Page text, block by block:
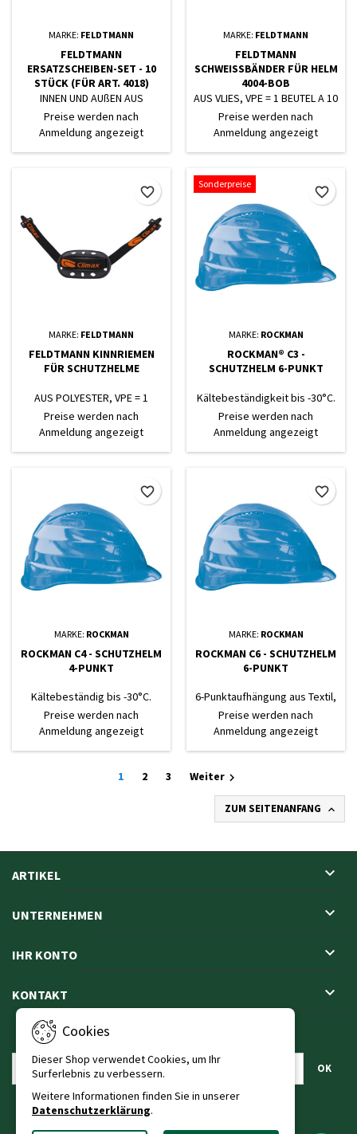
MARKE: FELDTMANN
FELDTMANN
ERSATZSCHEIBEN-SET - 10
STÜCK (FÜR ART. 4018)
INNEN UND AUßEN AUS
POLYCARBONAT, KLAR
Preise werden nach
Anmeldung angezeigt
MARKE: FELDTMANN
FELDTMANN
SCHWEISSBÄNDER FÜR HELM
4004-BOB
AUS VLIES, VPE = 1 BEUTEL A 10
STÜCK
Preise werden nach
Anmeldung angezeigt
MARKE: FELDTMANN
FELDTMANN KINNRIEMEN
FÜR SCHUTZHELME
AUS POLYESTER, VPE = 1
BEUTEL Á 5 STÜCK
Preise werden nach
Anmeldung angezeigt
favorite_border
Sonderpreise
MARKE: ROCKMAN
ROCKMAN® C3 -
SCHUTZHELM 6-PUNKT
Kältebeständigkeit bis -30°C.
Schweißband aus Eladon,
Gewicht: 327g.
Preise werden nach
Anmeldung angezeigt
favorite_border
MARKE: ROCKMAN
ROCKMAN C4 - SCHUTZHELM
4-PUNKT
Kältebeständig bis -30°C.
Gewicht ca. 299g.
Schweißband aus Vlies
Preise werden nach
Anmeldung angezeigt
favorite_border
MARKE: ROCKMAN
ROCKMAN C6 - SCHUTZHELM
6-PUNKT
6-Punktaufhängung aus Textil,
Kältebeständig bis -30°C,
Gewicht: ca. 315 g.
Preise werden nach
Anmeldung angezeigt
favorite_border
1 2 3 Weiter 
ZUM SEITENANFANG 
ARTIKEL 
UNTERNEHMEN 
IHR KONTO 
KONTAKT 
Cookies
Dieser Shop verwendet Cookies, um Ihr
Surferlebnis zu verbessern.
Weitere Informationen finden Sie in unserer
Datenschutzerklärung.